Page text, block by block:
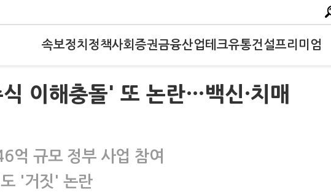
속보정치 정책사회 증권금융산업테크유통건설프리미엄
이해충돌' 또 논란…백신·치매
억 규모 정부 사업 참여
'거짓' 논란